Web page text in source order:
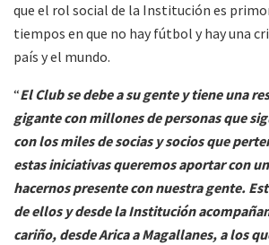
que el rol social de la Institución es
tiempos en que no hay fútbol y hay una
país y el mundo.
“El Club se debe a su gente y tiene una
gigante con millones de personas que
con los miles de socias y socios que
estas iniciativas queremos aportar con
hacernos presente con nuestra gente.
de ellos y desde la Institución
cariño, desde Arica a Magallanes, a los